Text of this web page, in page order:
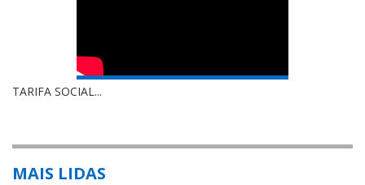
TARIFA SOCIAL...
MAIS LIDAS